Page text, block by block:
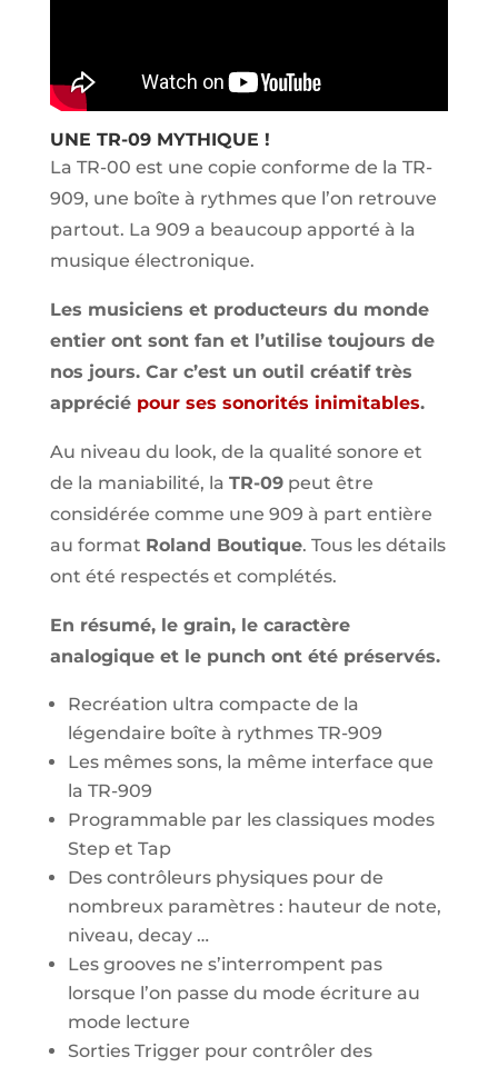
UNE TR-09 MYTHIQUE !
La TR-00 est une copie conforme de la TR-
909, une boîte à rythmes que l’on retrouve
partout. La 909 a beaucoup apporté à la
musique électronique.
Les musiciens et producteurs du monde
entier ont sont fan et l’utilise toujours de
nos jours. Car c’est un outil créatif très
apprécié pour ses sonorités inimitables.
Au niveau du look, de la qualité sonore et
de la maniabilité, la TR-09peut être
considérée comme une 909 à part entière
au format Roland Boutique. Tous les détails
ont été respectés et complétés.
En résumé, le grain, le caractère
analogique et le punch ont été préservés.
Recréation ultra compacte de la
légendaire boîte à rythmes TR-909
Les mêmes sons, la même interface que
la TR-909
Programmable par les classiques modes
Step et Tap
Des contrôleurs physiques pour de
nombreux paramètres : hauteur de note,
niveau, decay …
Les grooves ne s’interrompent pas
lorsque l’on passe du mode écriture au
mode lecture
Sorties Trigger pour contrôler des